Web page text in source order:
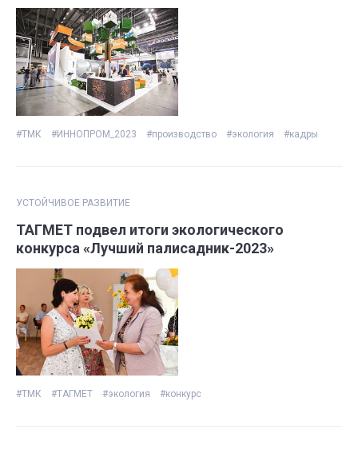
#ТМК #ИННОПРОМ_2023 #производство #экология #кадры
УСТОЙЧИВОЕ РАЗВИТИЕ
ТАГМЕТ подвел итоги экологического
конкурса «Лучший палисадник-2023»
#ТМК #ТАГМЕТ #экология #конкурс